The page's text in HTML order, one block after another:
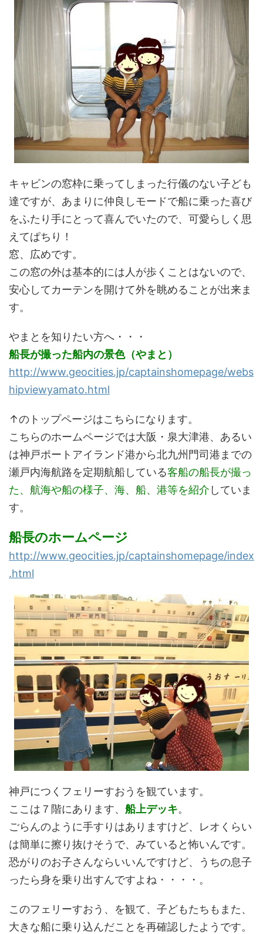
キャビンの窓枠に乗ってしまった行儀のない子ども
達ですが、あまりに仲良しモードで船に乗った喜び
をふたり手にとって喜んでいたので、可愛らしく思
えてぱちり！
窓、広めです。
この窓の外は基本的には人が歩くことはないので、
安心してカーテンを開けて外を眺めることが出来ま
す。
やまとを知りたい方へ・・・
船長が撮った船内の景色（やまと）
http://www.geocities.jp/captainshomepage/webs
hipviewyamato.html
↑のトップページはこちらになります。
こちらのホームページでは大阪・泉大津港、あるい
は神戸ポートアイランド港から北九州門司港までの
瀬戸内海航路を定期航船している客船の船長が撮っ
た、航海や船の様子、海、船、港等を紹介 していま
す。
船長のホームページ
http://www.geocities.jp/captainshomepage/index
.html
神戸につくフェリーすおうを観ています。
ここは７階にあります、 船上デッキ。
ごらんのように手すりはありますけど、レオくらい
は簡単に擦り抜けそうで、みていると怖いんです。
恐がりのお子さんならいいんですけど、うちの息子
ったら身を乗り出すんですよね・・・・。
このフェリーすおう、を観て、子どもたちもまた、
大きな船に乗り込んだことを再確認したようです。